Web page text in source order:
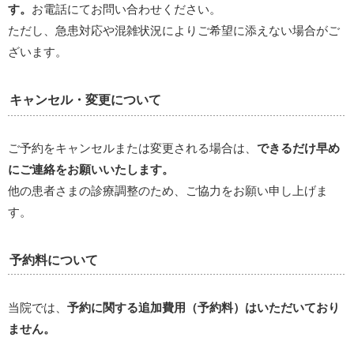
す。 お電話にてお問い合わせください。
ただし、急患対応や混雑状況によりご希望に添えない場合がご
ざいます。
キャンセル・変更について
ご予約をキャンセルまたは変更される場合は、 できるだけ早め
にご連絡をお願いいたします。
他の患者さまの診療調整のため、ご協力をお願い申し上げま
す。
予約料について
当院では、 予約に関する追加費用（予約料）はいただいており
ません。